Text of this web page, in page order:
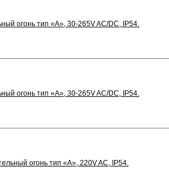
огонь тип «А», 30-265V AC/DC, IP54.
огонь тип «А», 30-265V AC/DC, IP54.
огонь тип «А», 220V AC, IP54.